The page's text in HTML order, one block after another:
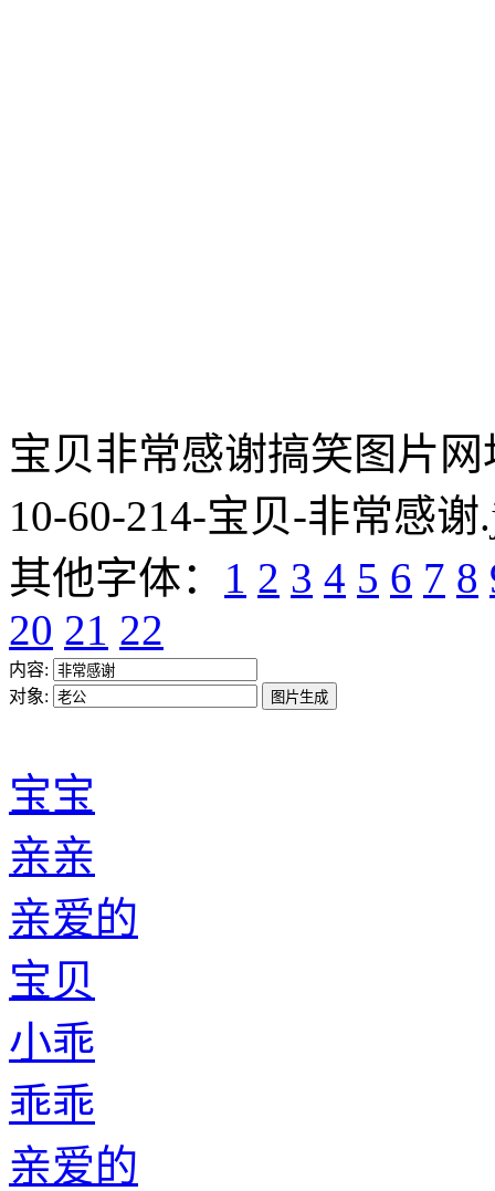
宝贝非常感谢搞笑图片网
10-60-214-宝贝-非常感谢
其他字体： 1 2 3 4 5 6 7 8
20 21 22
内容:
对象:
宝宝
亲亲
亲爱的
宝贝
小乖
乖乖
亲爱的